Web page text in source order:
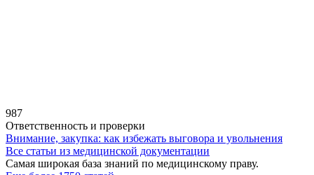
987
Ответственность и проверки
Внимание, закупка: как избежать выговора и увольнения
Все статьи из медицинской документации
Самая широкая база знаний по медицинскому праву.